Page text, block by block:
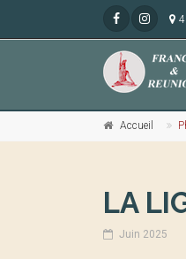
Accueil
LA
Juin 2025